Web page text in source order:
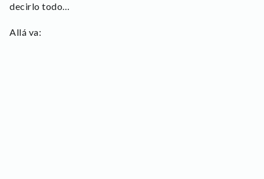
decirlo todo…
Allá va: